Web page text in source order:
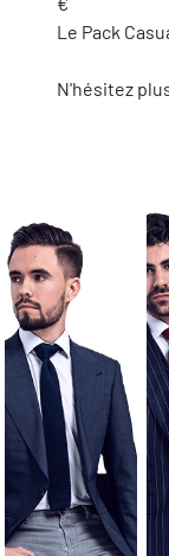
Le Pack
N'hésitez